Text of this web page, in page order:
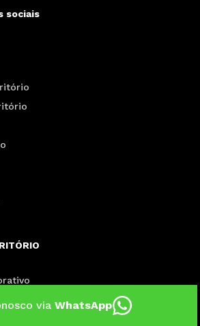
sociais
via WhatsApp